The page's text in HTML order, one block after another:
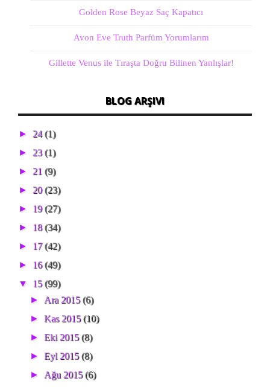
Golden Rose Beyaz Saç Kapatıcı
Avon Eve Truth Parfüm Yorumlarım
Gillette Venus ile Tıraşta Doğru Bilinen Yanlışlar!
BLOG ARŞIVI
► 24(1)
► 23(1)
► 21 (9)
► 20(23)
► 19(27)
► 18(34)
► 17(42)
► 16(49)
▼ 15(99)
► Ara 2015(6)
►Kas 2015(10)
►Eki 2015(8)
►Eyl 2015(8)
► Ağu 2015(6)